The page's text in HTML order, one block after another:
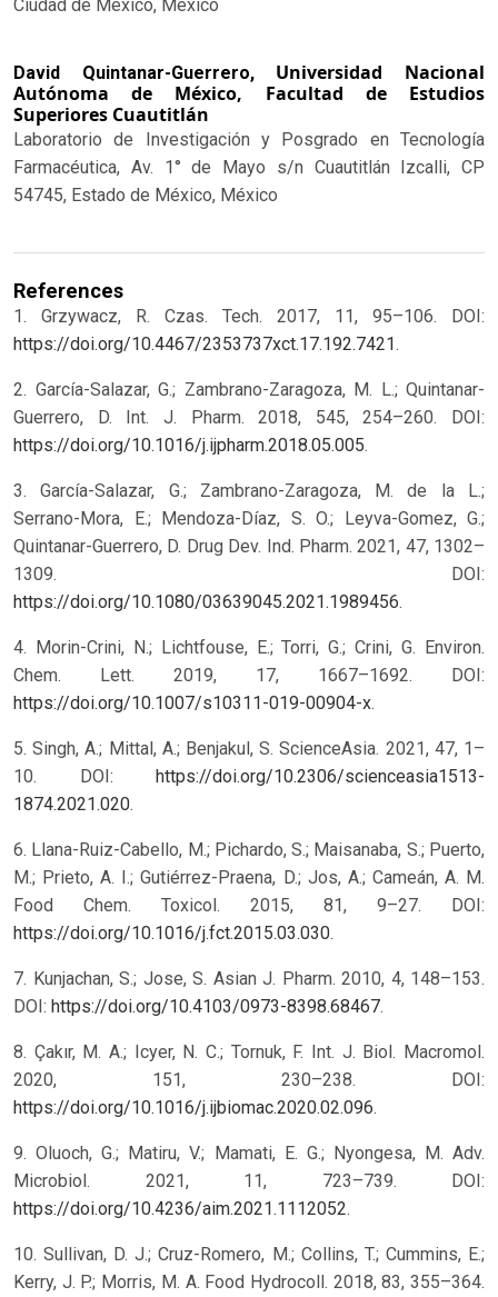
Ciudad de México, México
David Quintanar-Guerrero, Universidad Nacional
Autónoma de México, Facultad de Estudios
Superiores Cuautitlán
Laboratorio de Investigación y Posgrado en Tecnología
Farmacéutica, Av. 1° de Mayo s/n Cuautitlán Izcalli, CP
54745, Estado de México, México
References
1. Grzywacz, R. Czas. Tech. 2017, 11, 95–106. DOI:
https://doi.org/10.4467/2353737xct.17.192.7421.
2. García-Salazar, G.; Zambrano-Zaragoza, M. L.; Quintanar-
Guerrero, D. Int. J. Pharm. 2018, 545, 254–260. DOI:
https://doi.org/10.1016/j.ijpharm.2018.05.005.
3. García-Salazar, G.; Zambrano-Zaragoza, M. de la L.;
Serrano-Mora, E.; Mendoza-Díaz, S. O.; Leyva-Gomez, G.;
Quintanar-Guerrero, D. Drug Dev. Ind. Pharm. 2021, 47, 1302–
1309. DOI:
https://doi.org/10.1080/03639045.2021.1989456.
4. Morin-Crini, N.; Lichtfouse, E.; Torri, G.; Crini, G. Environ.
Chem. Lett. 2019, 17, 1667–1692. DOI:
https://doi.org/10.1007/s10311-019-00904-x.
5. Singh, A.; Mittal, A.; Benjakul, S. ScienceAsia. 2021, 47, 1–
10. DOI: https://doi.org/10.2306/scienceasia1513-
1874.2021.020.
6. Llana-Ruiz-Cabello, M.; Pichardo, S.; Maisanaba, S.; Puerto,
M.; Prieto, A. I.; Gutiérrez-Praena, D.; Jos, A.; Cameán, A. M.
Food Chem. Toxicol. 2015, 81, 9–27. DOI:
https://doi.org/10.1016/j.fct.2015.03.030.
7. Kunjachan, S.; Jose, S. Asian J. Pharm. 2010, 4, 148–153.
DOI: https://doi.org/10.4103/0973-8398.68467.
8. Çakır, M. A.; Icyer, N. C.; Tornuk, F. Int. J. Biol. Macromol.
2020, 151, 230–238. DOI:
https://doi.org/10.1016/j.ijbiomac.2020.02.096.
9. Oluoch, G.; Matiru, V.; Mamati, E. G.; Nyongesa, M. Adv.
Microbiol. 2021, 11, 723–739. DOI:
https://doi.org/10.4236/aim.2021.1112052.
10. Sullivan, D. J.; Cruz-Romero, M.; Collins, T.; Cummins, E.;
Kerry, J. P.; Morris, M. A. Food Hydrocoll. 2018, 83, 355–364.